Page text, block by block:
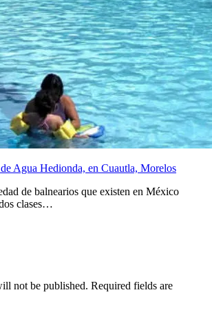
Agua Hedionda, en Cuautla, Morelos
de balnearios que existen en México
clases…
not be published. Required fields are